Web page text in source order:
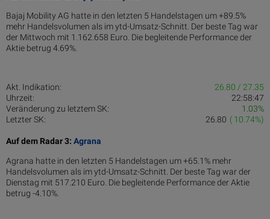
Bajaj Mobility AG hatte in den letzten 5 Handelstagen um +89.5%
mehr Handelsvolumen als im ytd-Umsatz-Schnitt. Der beste Tag war
der Mittwoch mit 1.162.658 Euro. Die begleitende Performance der
Aktie betrug 4.69%.
Akt. Indikation:
26.80 / 27.35
Uhrzeit:
22:58:47
Veränderung zu letztem SK:
1.03%
Letzter SK:
( 10.74%)
26.80
Auf dem Radar 3: Agrana
Agrana hatte in den letzten 5 Handelstagen um +65.1% mehr
Handelsvolumen als im ytd-Umsatz-Schnitt. Der beste Tag war der
Dienstag mit 517.210 Euro. Die begleitende Performance der Aktie
betrug -4.10%.